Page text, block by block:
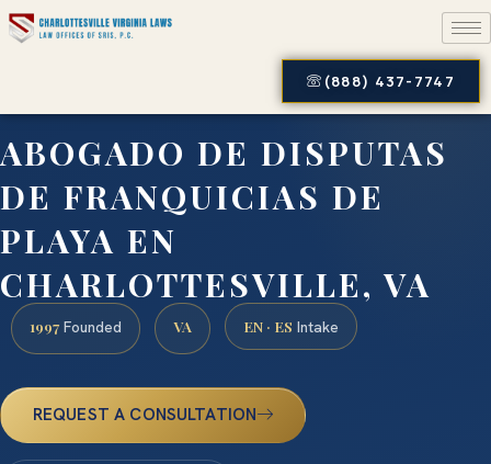
(888) 437-7747
ABOGADO DE DISPUTAS
DE FRANQUICIAS DE
PLAYA EN
CHARLOTTESVILLE, VA
1997 Founded VA EN · ES Intake
REQUEST A CONSULTATION